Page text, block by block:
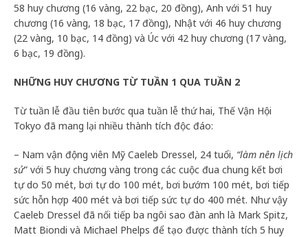
58 huy chương (16 vàng, 22 bạc, 20 đồng), Anh với 51 huy
chương (16 vàng, 18 bạc, 17 đồng), Nhật với 46 huy chương
(22 vàng, 10 bạc, 14 đồng) và Úc với 42 huy chương (17 vàng,
6 bạc, 19 đồng).
NHỮNG HUY CHƯƠNG TỪ TUẦN 1 QUA TUẦN 2
Từ tuần lễ đầu tiên bước qua tuần lễ thứ hai, Thế Vận Hội
Tokyo đã mang lại nhiều thành tích độc đáo:
– Nam vận động viên Mỹ Caeleb Dressel, 24 tuổi, “làm nên lịch
sử” với 5 huy chương vàng trong các cuộc đua chung kết bơi
tự do 50 mét, bơi tự do 100 mét, bơi bướm 100 mét, bơi tiếp
sức hỗn hợp 400 mét và bơi tiếp sức tự do 400 mét. Như vậy
Caeleb Dressel đã nối tiếp ba ngôi sao đàn anh là Mark Spitz,
Matt Biondi và Michael Phelps để tạo được thành tích 5 huy